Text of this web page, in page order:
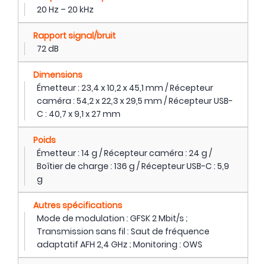
20 Hz – 20 kHz
Rapport signal/bruit
72 dB
Dimensions
Émetteur : 23,4 x 10,2 x 45,1 mm / Récepteur
caméra : 54,2 x 22,3 x 29,5 mm / Récepteur USB-
C : 40,7 x 9,1 x 27 mm
Poids
Émetteur : 14 g / Récepteur caméra : 24 g /
Boîtier de charge : 136 g / Récepteur USB-C : 5,9
g
Autres spécifications
Mode de modulation : GFSK 2 Mbit/s ;
Transmission sans fil : Saut de fréquence
adaptatif AFH 2,4 GHz ; Monitoring : OWS